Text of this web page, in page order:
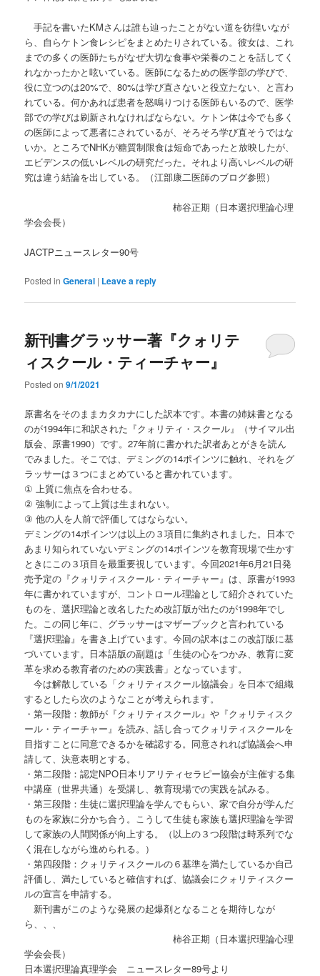
手記を書いたKMさんは誰も辿ったことがない道を彷徨いなが
ら、自らケトン食レシピをまとめたりされている。彼女は、これ
までの多くの医師たちがなぜ大切な食事や栄養のことを話してく
れなかったかと呟いている。医師になるための医学部の学びで、
役に立つのは20%で、80%は学び直さないと役立たない、と言わ
れている。何かあれば患者を怒鳴りつける医師もいるので、医学
部での学びは刷新されなければならない。ケトン体は今でも多く
の医師によって悪者にされているが、そろそろ学び直そうではな
いか。ところでNHKが糖質制限食は短命であったと放映したが、
エビデンスの低いレベルの研究だった。それより高いレベルの研
究は違う結論を出している。（江部康二医師のブログ参照）
柿谷正期（日本選択理論心理
学会会長）
JACTPニュースレター90号
Posted in General | Leave a reply
新刊書グラッサー著『クォリテ
ィスクール・ティーチャー』
Posted on9/1/2021
原書名をそのままカタカナにした訳本です。本書の姉妹書となる
のが1994年に和訳された『クォリティ・スクール』（サイマル出
版会、原書1990）です。27年前に書かれた訳者あとがきを読ん
でみました。そこでは、デミングの14ポインツに触れ、それをグ
ラッサーは３つにまとめていると書かれています。
① 上質に焦点を合わせる。
② 強制によって上質は生まれない。
③ 他の人を人前で評価してはならない。
デミングの14ポインツは以上の３項目に集約されました。日本で
あまり知られていないデミングの14ポインツを教育現場で生かす
ときにこの３項目を最重要視しています。今回2021年6月21日発
売予定の『クォリティスクール・ティーチャー』は、原書が1993
年に書かれていますが、コントロール理論として紹介されていた
ものを、選択理論と改名したため改訂版が出たのが1998年でし
た。この同じ年に、グラッサーはマザーブックと言われている
『選択理論』を書き上げています。今回の訳本はこの改訂版に基
づいています。日本語版の副題は「生徒の心をつかみ、教育に変
革を求める教育者のための実践書」となっています。
今は解散している「クォリティスクール協議会」を日本で組織
するとしたら次のようなことが考えられます。
・第一段階：教師が『クォリティスクール』や『クォリティスク
ール・ティーチャー』を読み、話し合ってクォリティスクールを
目指すことに同意できるかを確認する。同意されれば協議会へ申
請して、決意表明とする。
・第二段階：認定NPO日本リアリティセラピー協会が主催する集
中講座（世界共通）を受講し、教育現場での実践を試みる。
・第三段階：生徒に選択理論を学んでもらい、家で自分が学んだ
ものを家族に分かち合う。こうして生徒も家族も選択理論を学習
して家族の人間関係が向上する。（以上の３つ段階は時系列でな
く混在しながら進められる。）
・第四段階：クォリティスクールの６基準を満たしているか自己
評価し、満たしていると確信すれば、協議会にクォリティスクー
ルの宣言を申請する。
新刊書がこのような発展の起爆剤となることを期待しなが
ら、、、
柿谷正期（日本選択理論心理
学会会長）
日本選択理論真理学会 ニュースレター89号より